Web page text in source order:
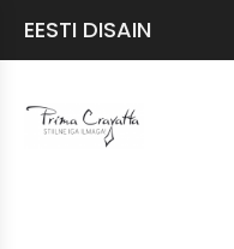
EESTI DISAIN